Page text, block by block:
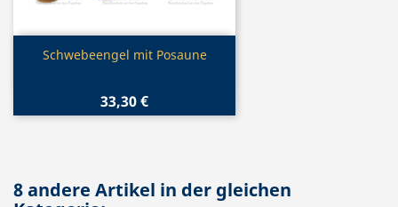
Vorschau
Schwebeengel mit Posaune
33,30 €
8 andere Artikel in der gleichen